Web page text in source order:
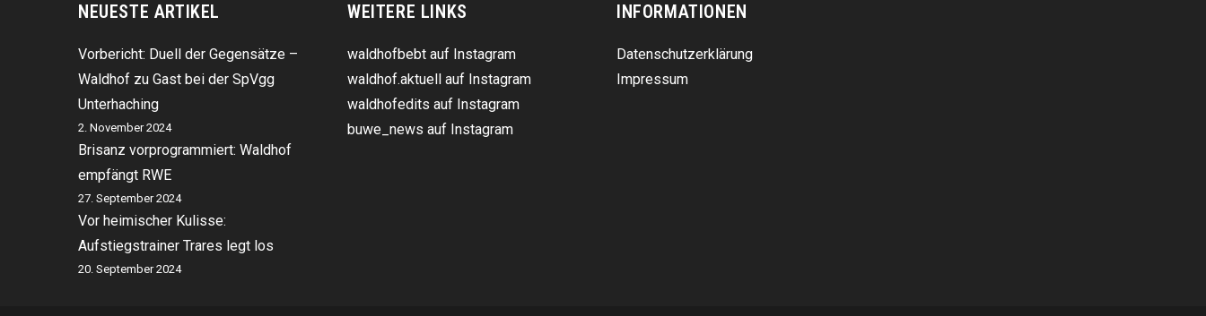
NEUESTE ARTIKEL
Vorbericht: Duell der Gegensätze –
Waldhof zu Gast bei der SpVgg
Unterhaching
2. November 2024
Brisanz vorprogrammiert: Waldhof
empfängt RWE
27. September 2024
Vor heimischer Kulisse:
Aufstiegstrainer Trares legt los
20. September 2024
WEITERE LINKS
waldhofbebt auf Instagram
waldhof.aktuell auf Instagram
waldhofedits auf Instagram
buwe_news auf Instagram
INFORMATIONEN
Datenschutzerklärung
Impressum